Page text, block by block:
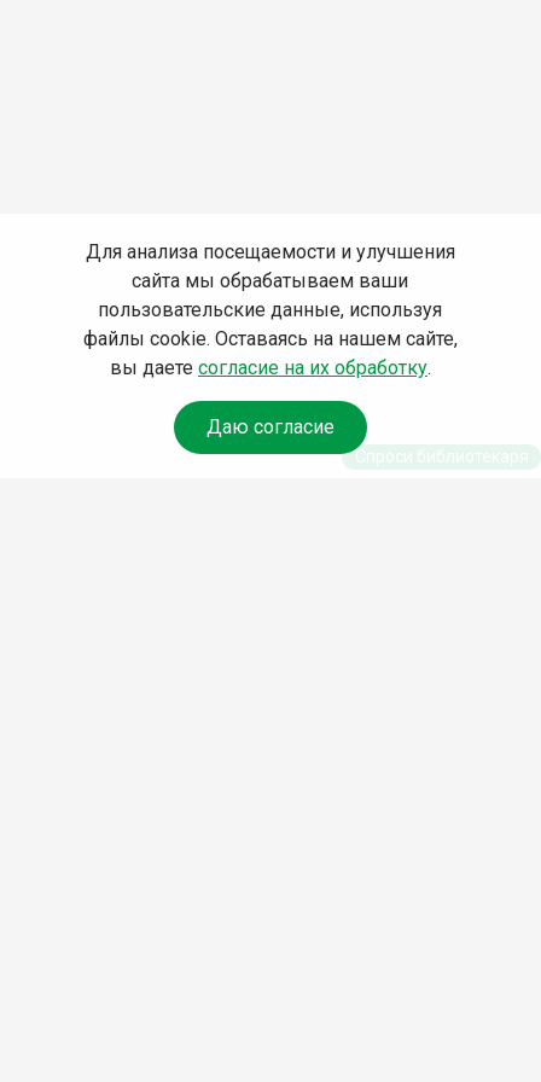
Для анализа посещаемости и улучшения
сайта мы обрабатываем ваши
пользовательские данные, используя
файлы cookie. Оставаясь на нашем сайте,
вы даете согласие на их обработку.
Даю согласие
Спроси библиотекаря